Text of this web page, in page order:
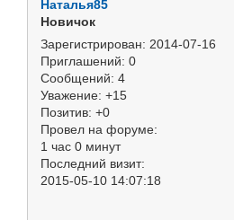
Наталья85
Новичок
Зарегистрирован: 2014-07-16
Приглашений: 0
Сообщений: 4
Уважение: +15
Позитив: +0
Провел на форуме:
1 час 0 минут
Последний визит:
2015-05-10 14:07:18